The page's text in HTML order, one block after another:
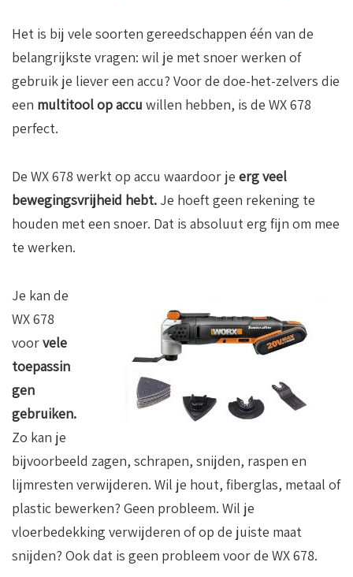
Het is bij vele soorten gereedschappen één van de
belangrijkste vragen: wil je met snoer werken of
gebruik je liever een accu? Voor de doe-het-zelvers die
een multitool op accu willen hebben, is de WX 678
perfect.
De WX 678 werkt op accu waardoor je erg veel
bewegingsvrijheid hebt. Je hoeft geen rekening te
houden met een snoer. Dat is absoluut erg fijn om mee
te werken.
Je kan de
WX 678
voorvele
toepassin
gen
gebruiken.
Zo kan je
bijvoorbeeld zagen, schrapen, snijden, raspen en
lijmresten verwijderen. Wil je hout, fiberglas, metaal of
plastic bewerken? Geen probleem. Wil je
vloerbedekking verwijderen of op de juiste maat
snijden? Ook dat is geen probleem voor de WX 678.